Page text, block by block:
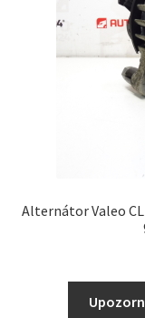
Alternátor Valeo